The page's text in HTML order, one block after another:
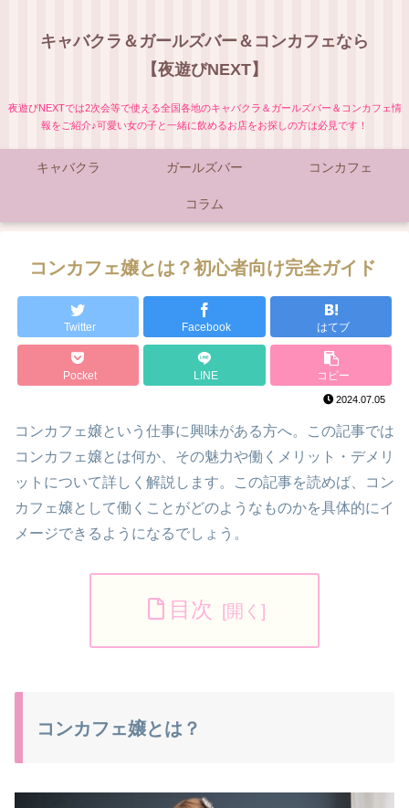
キャバクラ＆ガールズバー＆コンカフェなら
【夜遊びNEXT】
夜遊びNEXTでは2次会等で使える全国各地のキャバクラ＆ガールズバー＆コンカフェ情
報をご紹介♪可愛い女の子と一緒に飲めるお店をお探しの方は必見です！
キャバクラ ガールズバー コンカフェ
コラム
コンカフェ嬢とは？初心者向け完全ガイド
Twitter Facebook はてブ
Pocket LINE コピー
2024.07.05
コンカフェ嬢という仕事に興味がある方へ。この記事では
コンカフェ嬢とは何か、その魅力や働くメリット・デメリ
ットについて詳しく解説します。この記事を読めば、コン
カフェ嬢として働くことがどのようなものかを具体的にイ
メージできるようになるでしょう。
目次
コンカフェ嬢とは？